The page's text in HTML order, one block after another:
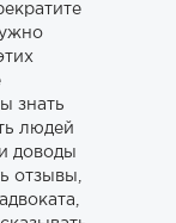
знать
людей
доводы
отзывы,